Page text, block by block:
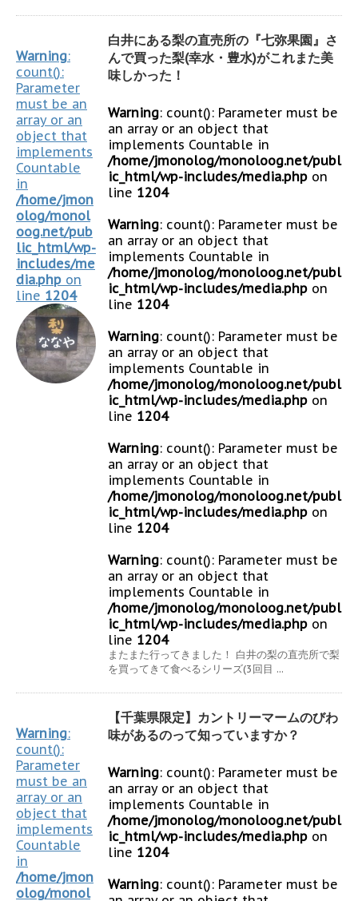
Warning:
count():
Parameter
must be an
array or an
object that
implements
Countable
in
/home/jmon
olog/monol
oog.net/pub
lic_html/wp-
includes/me
dia.php on
line 1204
白井にある梨の直売所の『七弥果園』さ
んで買った梨(幸水・豊水)がこれまた美
味しかった！
Warning: count(): Parameter must be
an array or an object that
implements Countable in
/home/jmonolog/monoloog.net/publ
ic_html/wp-includes/media.php on
line 1204
Warning: count(): Parameter must be
an array or an object that
implements Countable in
/home/jmonolog/monoloog.net/publ
ic_html/wp-includes/media.php on
line 1204
Warning: count(): Parameter must be
an array or an object that
implements Countable in
/home/jmonolog/monoloog.net/publ
ic_html/wp-includes/media.php on
line 1204
Warning: count(): Parameter must be
an array or an object that
implements Countable in
/home/jmonolog/monoloog.net/publ
ic_html/wp-includes/media.php on
line 1204
Warning: count(): Parameter must be
an array or an object that
implements Countable in
/home/jmonolog/monoloog.net/publ
ic_html/wp-includes/media.php on
line 1204
またまた行ってきました！ 白井の梨の直売所で梨
を買ってきて食べるシリーズ(3回目 ...
Warning:
count():
Parameter
must be an
array or an
object that
implements
Countable
in
/home/jmon
olog/monol
【千葉県限定】カントリーマームのびわ
味があるのって知っていますか？
Warning: count(): Parameter must be
an array or an object that
implements Countable in
/home/jmonolog/monoloog.net/publ
ic_html/wp-includes/media.php on
line 1204
Warning: count(): Parameter must be